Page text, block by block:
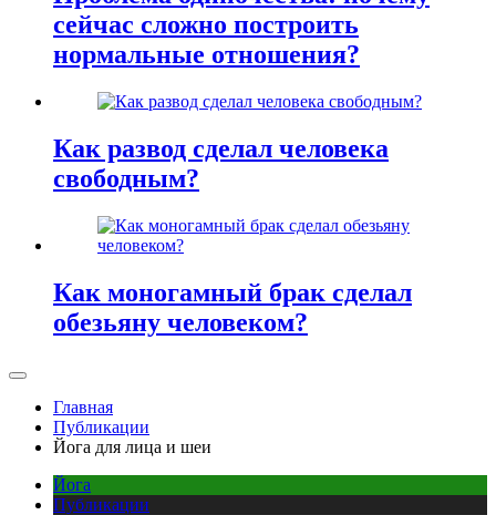
сейчас сложно построить
нормальные отношения?
Как развод сделал человека
свободным?
Как моногамный брак сделал
обезьяну человеком?
Главная
Публикации
Йога для лица и шеи
Йога
Публикации